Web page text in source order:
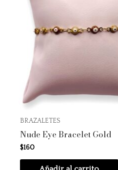
BRAZALETES
Nude Eye Bracelet Gold
$160